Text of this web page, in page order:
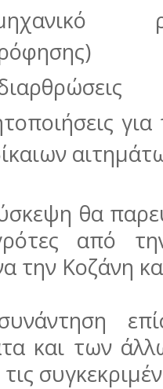
θα
από
την Κοζάνη
και των